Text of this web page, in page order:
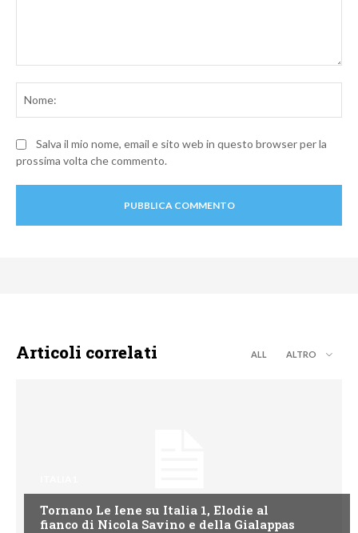
Salva il mio nome, email e sito web in questo browser per la
prossima volta che commento.
Articoli correlati ALL ALTRO
Tornano Le Iene su Italia 1, Elodie al
fianco di Nicola Savino e della Gialappas